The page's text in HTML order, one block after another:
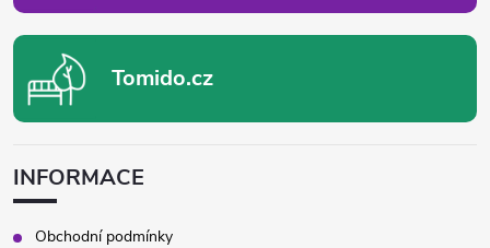
Tomido.cz
INFORMACE
Obchodní podmínky